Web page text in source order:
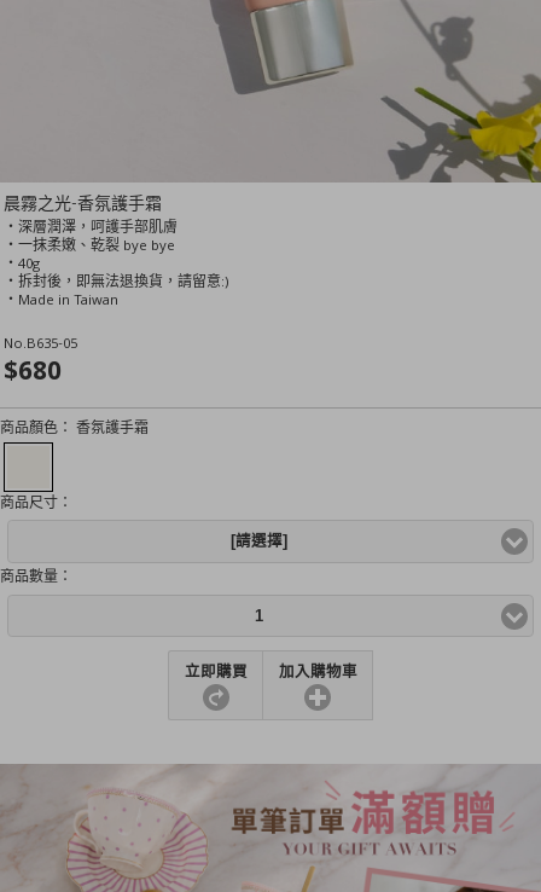
晨霧之光-香氛護手霜
‧深層潤澤，呵護手部肌膚
‧一抹柔嫩、乾裂 bye bye
‧40g
‧拆封後，即無法退換貨，請留意:)
‧Made in Taiwan
No.B635-05
$680
商品顏色： 香氛護手霜
商品尺寸：
[請選擇]
商品數量：
1
立即購買 加入購物車